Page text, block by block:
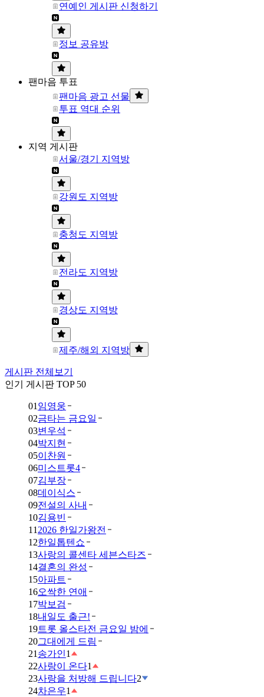
연예인 게시판 신청하기
정보 공유방
팬마음 투표
팬마음 광고 선물
투표 역대 순위
지역 게시판
서울/경기 지역방
강원도 지역방
충청도 지역방
전라도 지역방
경상도 지역방
제주/해외 지역방
게시판 전체보기
인기 게시판 TOP 50
01 임영웅
02금타는 금요일
03변우석
04박지현
05이찬원
06미스트롯4
07김부장
08데이식스
09전설의 사내
10김용빈
11 2026 한일가왕전
12한일톱텐쇼
13사랑의 콜센타 세븐스타즈
14결혼의 완성
15아파트
16오싹한 연애
17박보검
18내일도 출근!
19트롯 올스타전 금요일 밤에
20그대에게 드림
21 송가인1
22사랑이 온다1
23사랑을 처방해 드립니다2
24차은우1